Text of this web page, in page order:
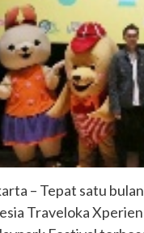
– Tepat satu
Traveloka